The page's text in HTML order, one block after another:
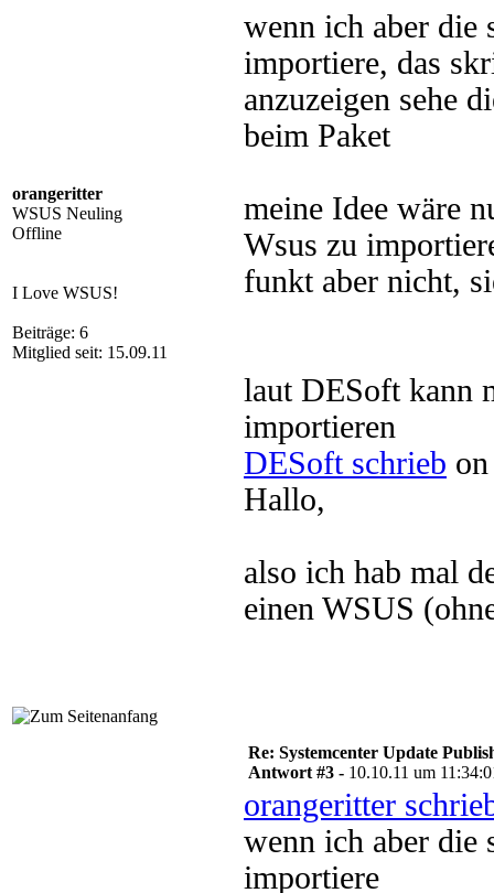
orangeritter
WSUS Neuling
Offline
I Love WSUS!
Beiträge: 6
Mitglied seit: 15.09.11
wenn ich aber die
importiere, das
anzuzeigen sehe
beim Paket
meine Idee wäre
Wsus zu
funkt aber nicht,
laut DESoft kann
importieren
DESoft schrieb
Hallo,
also ich hab mal
einen WSUS
Re: Systemcenter Update
Antwort #3 - 10.10.11 um
orangeritter
wenn ich aber die
importiere